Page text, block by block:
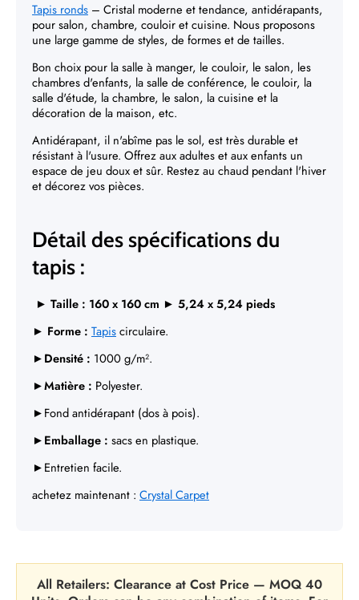
Tapis ronds – Cristal moderne et tendance, antidérapants,
pour salon, chambre, couloir et cuisine. Nous proposons
une large gamme de styles, de formes et de tailles.
Bon choix pour la salle à manger, le couloir, le salon, les
chambres d'enfants, la salle de conférence, le couloir, la
salle d'étude, la chambre, le salon, la cuisine et la
décoration de la maison, etc.
Antidérapant, il n'abîme pas le sol, est très durable et
résistant à l'usure. Offrez aux adultes et aux enfants un
espace de jeu doux et sûr. Restez au chaud pendant l'hiver
et décorez vos pièces.
Détail des spécifications du
tapis :
► Taille : 160 x 160 cm ► 5,24 x 5,24 pieds
► Forme : Tapiscirculaire.
►Densité : 1000 g/m².
►Matière : Polyester.
►Fond antidérapant (dos à pois).
►Emballage : sacs en plastique.
►Entretien facile.
achetez maintenant : Crystal Carpet
All Retailers: Clearance at Cost Price — MOQ 40